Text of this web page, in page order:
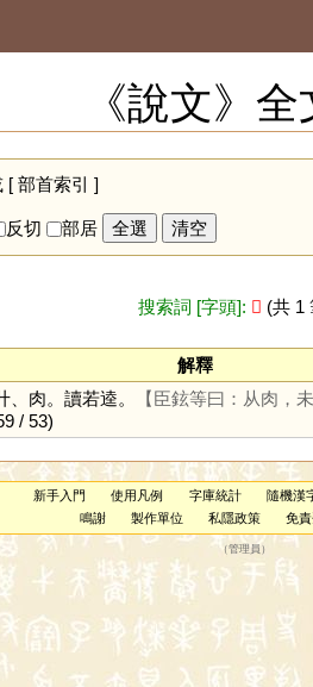
《說文》
[ 部首索引 ]
反切 部居 全選 清空
搜索詞 [字頭]: 𢌳 (共 1
解釋
、肉。讀若逵。 【臣鉉等曰：从肉，未
/ 53)
新手入門 使用凡例 字庫統計 隨機漢
鳴謝
製作單位 私隱政策 免
（管理員 ）